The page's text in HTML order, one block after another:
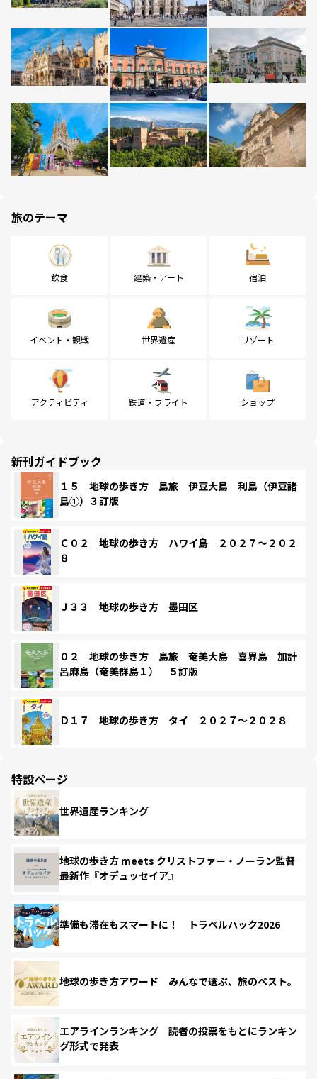
旅のテーマ
飲食 建築・アート 宿泊
イベント・観戦 世界遺産 リゾート
アクティビティ 鉄道・フライト ショップ
新刊ガイドブック
１５ 地球の歩き方 島旅 伊豆大島 利島（伊豆諸
島①）３訂版
Ｃ０２ 地球の歩き方 ハワイ島 ２０２７～２０２
８
Ｊ３３ 地球の歩き方 墨田区
０２ 地球の歩き方 島旅 奄美大島 喜界島 加計
呂麻島（奄美群島１） ５訂版
Ｄ１７ 地球の歩き方 タイ ２０２７～２０２８
特設ページ
世界遺産ランキング
地球の歩き方 meets クリストファー・ノーラン監督
最新作『オデュッセイア』
準備も滞在もスマートに！ トラベルハック2026
地球の歩き方アワード みんなで選ぶ、旅のベスト。
エアラインランキング 読者の投票をもとにランキン
グ形式で発表